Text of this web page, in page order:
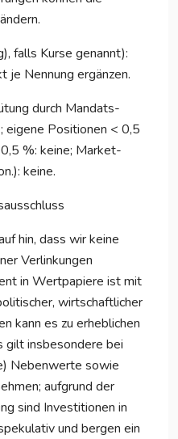
falls Kurse genannt):
je Nennung ergänzen.
durch Mandats-
eigene Positionen < 0,5
%: keine; Market-
keine.
hin, dass wir keine
Verlinkungen
in Wertpapiere ist mit
wirtschaftlicher
kann es zu erheblichen
gilt insbesondere bei
Nebenwerte sowie
aufgrund der
sind Investitionen in
und bergen ein